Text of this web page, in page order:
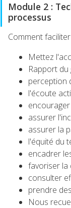
Module 2 :
processus
Comment
Mettez
Rapport
perception
l'écoute
assurer
assurer la
l'équité du
encadrer
favoriser la
consulter
prendre
Nous